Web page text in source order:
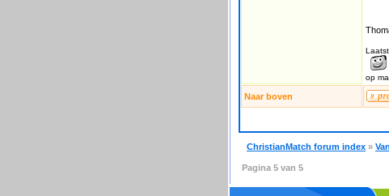
op
Naar boven
ChristianMatch forum index »
Pagina 5 van 5